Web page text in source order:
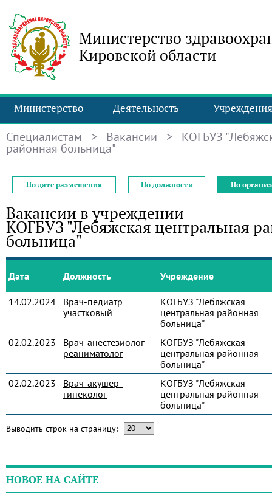
Министерство
Кировской области
Министерство Деятельность Учреждения
Специалистам > Вакансии > КОГБУЗ
районная больница"
По дате размещения По должности По
Вакансии в учреждении
КОГБУЗ "Лебяжская центральная
больница"
Дата Должность Учреждение
14.02.2024
Врач-педиатр
участковый
КОГБУЗ "Лебяжская
центральная районная
больница"
02.02.2023
Врач-анестезиолог-
реаниматолог
КОГБУЗ "Лебяжская
центральная районная
больница"
02.02.2023
Врач-акушер-
гинеколог
КОГБУЗ "Лебяжская
центральная районная
больница"
Выводить строк на страницу:
НОВОЕ НА САЙТЕ